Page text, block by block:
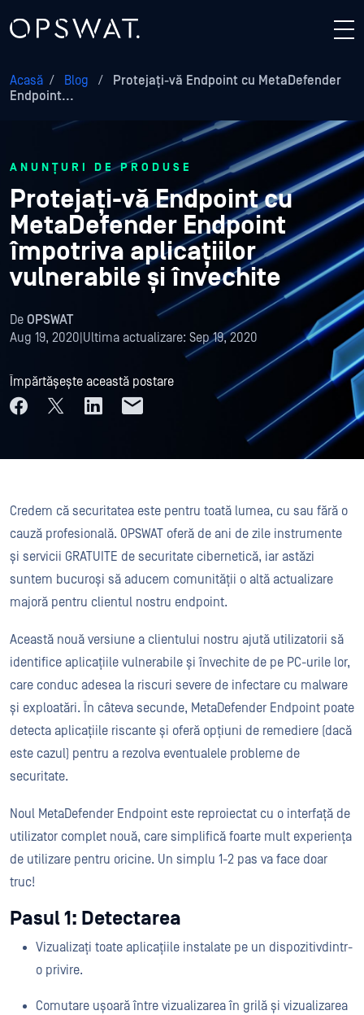
Acasă / Blog /
Protejați-vă Endpoint cu MetaDefender
Endpoint...
ANUNȚURI DE PRODUSE
Protejați-vă Endpoint cu
MetaDefender Endpoint
împotriva aplicațiilor
vulnerabile și învechite
De OPSWAT
Aug 19, 2020 Ultima actualizare: Sep 19, 2020
Împărtășește această postare
Credem că securitatea este pentru toată lumea, cu sau fără o
cauză profesională. OPSWAT oferă de ani de zile instrumente
și servicii GRATUITE de securitate cibernetică, iar astăzi
suntem bucuroși să aducem comunității o altă actualizare
majoră pentru clientul nostru endpoint.
Această nouă versiune a clientului nostru ajută utilizatorii să
identifice aplicațiile vulnerabile și învechite de pe PC-urile lor,
care conduc adesea la riscuri severe de infectare cu malware
și exploatări. În câteva secunde, MetaDefender Endpoint poate
detecta aplicațiile riscante și oferă opțiuni de remediere (dacă
este cazul) pentru a rezolva eventualele probleme de
securitate.
Noul MetaDefender Endpoint este reproiectat cu o interfață de
utilizator complet nouă, care simplifică foarte mult experiența
de utilizare pentru oricine. Un simplu 1-2 pas va face doar
truc!
Pasul 1: Detectarea
Vizualizați toate aplicațiile instalate pe un dispozitivdintr-
o privire.
Comutare ușoară între vizualizarea în grilă și vizualizarea